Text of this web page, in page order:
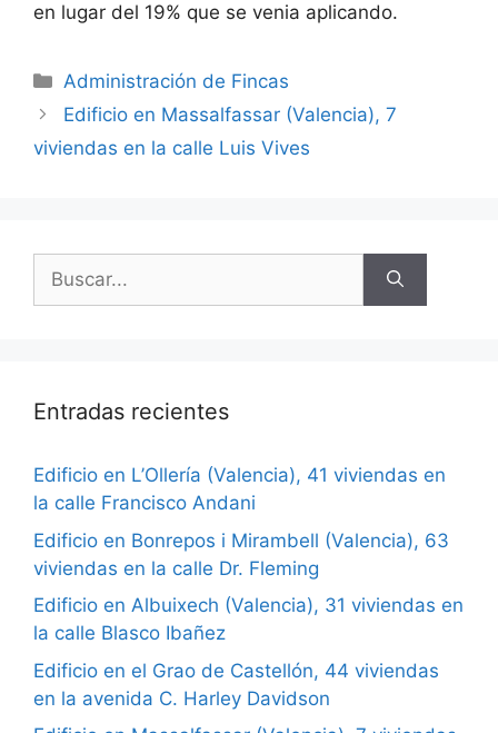
en lugar del 19% que se venia aplicando.
Categorías
Administración de Fincas
Edificio en Massalfassar (Valencia), 7
viviendas en la calle Luis Vives
Buscar:
Entradas recientes
Edificio en L’Ollería (Valencia), 41 viviendas en
la calle Francisco Andani
Edificio en Bonrepos i Mirambell (Valencia), 63
viviendas en la calle Dr. Fleming
Edificio en Albuixech (Valencia), 31 viviendas en
la calle Blasco Ibañez
Edificio en el Grao de Castellón, 44 viviendas
en la avenida C. Harley Davidson